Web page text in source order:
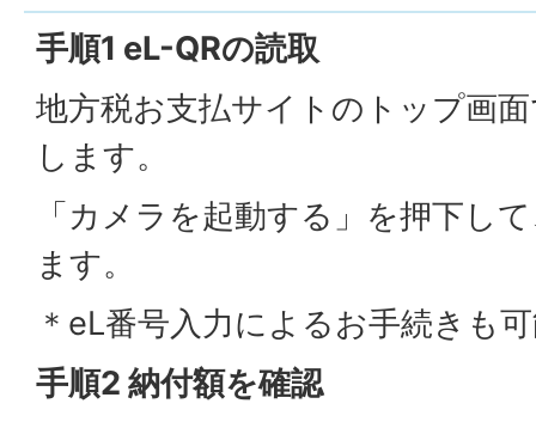
手順1 eL-QRの読取
地方税お支払サイトのトップ画
します。
「カメラを起動する」を押下し
ます。
＊eL番号入力によるお手続きも
手順2 納付額を確認